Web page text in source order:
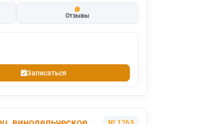
Отзывы
Записаться